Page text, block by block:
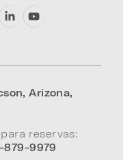
,Arizona,
reservas:
879-9979